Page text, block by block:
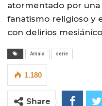
atormentado por
fanatismo religioso y
con delirios
Amaia serie
1.180
Share